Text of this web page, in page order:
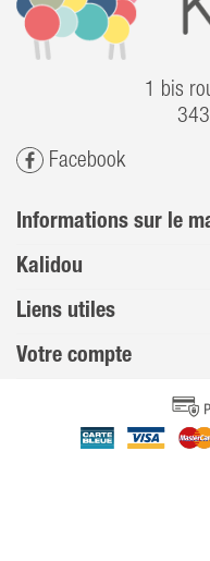
1 bis
Facebook
Informations sur le
Kalidou
Liens utiles
Votre compte